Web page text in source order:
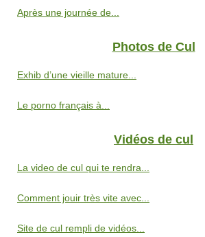
Après une journée de...
Photos de Cul
Exhib d’une vieille mature...
Le porno français à...
Vidéos de cul
La video de cul qui te rendra...
Comment jouir très vite avec...
Site de cul rempli de vidéos...